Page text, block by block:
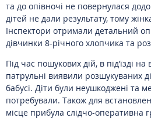
та до опівночі не повернулася
дітей не дали результату, тому
Інспектори отримали детальний
дівчинки 8-річного хлопчика та
Під час пошукових дій, в під’їзді на
патрульні виявили розшукуваних
бабусі. Діти були неушкоджені та
потребували. Також для
місце прибула слідчо-оперативна